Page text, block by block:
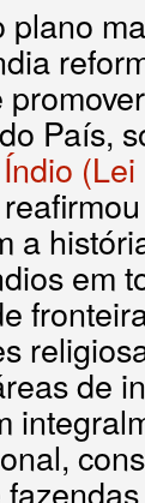
País,
a
em
de